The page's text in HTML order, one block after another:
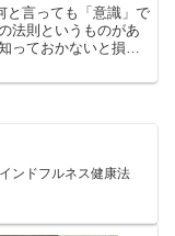
と言っても「意識」で
法則というものがあ
っておかないと損を
ンドフルネス健康法